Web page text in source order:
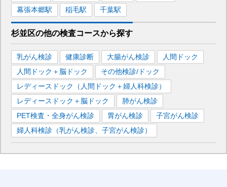
幕張本郷駅 稲毛駅 千葉駅
杉並区の他の検査コースから探す
乳がん検診 健康診断 大腸がん検診
人間ドック
人間ドック＋脳ドック
その他検診/ドック
レディースドック（人間ドック＋婦人科検診）
レディースドック＋脳ドック
肺がん検診
PET検査・全身がん検診
胃がん検診
子宮がん検診
婦人科検診（乳がん検診、子宮がん検診）